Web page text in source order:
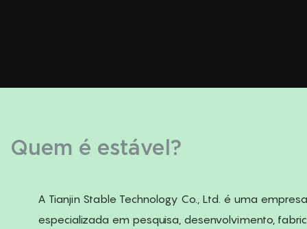
Quem é estável?
A Tianjin Stable Technology Co., Ltd. é uma
especializada em pesquisa, desenvolvimento,